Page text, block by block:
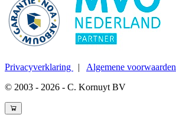
Privacyverklaring | Algemene voorwaarden
© 2003 - 2026 - C. Kornuyt BV